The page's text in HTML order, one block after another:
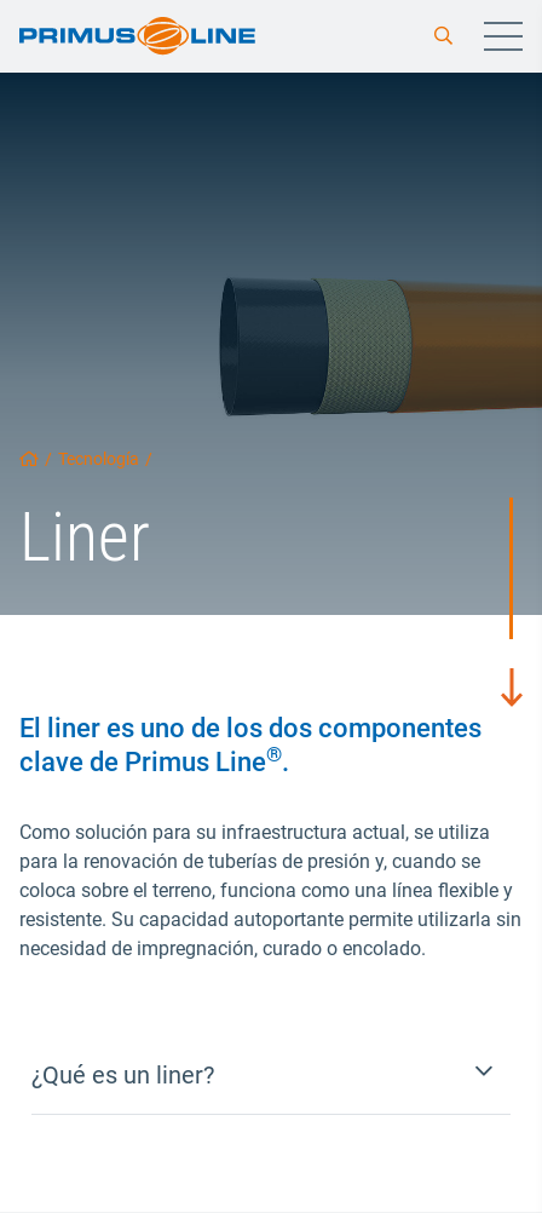
/ Tecnología /
Liner
El liner es uno de los dos componentes
clave de Primus Line®.
Como solución para su infraestructura actual, se utiliza
para la renovación de tuberías de presión y, cuando se
coloca sobre el terreno, funciona como una línea flexible y
resistente. Su capacidad autoportante permite utilizarla sin
necesidad de impregnación, curado o encolado.
¿Qué es un liner?